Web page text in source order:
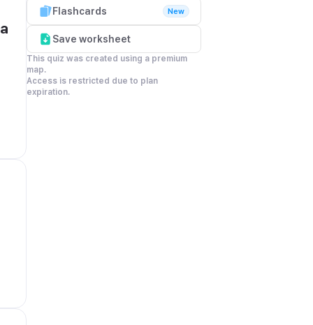
Flashcards New
Save worksheet
This quiz was created using a premium
map.
Access is restricted due to plan
expiration.